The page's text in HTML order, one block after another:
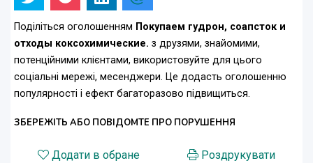
Поділіться оголошенням Покупаем гудрон, соапсток и
отходы коксохимические. з друзями, знайомими,
потенційними клієнтами, використовуйте для цього
соціальні мережі, месенджери. Це додасть оголошенню
популярності і ефект багаторазово підвищиться.
ЗБЕРЕЖІТЬ АБО ПОВІДОМТЕ ПРО ПОРУШЕННЯ
Додати в обране
Роздрукувати